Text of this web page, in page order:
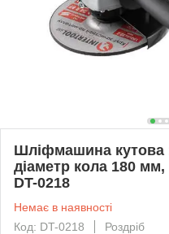
Шліфмашина кутова
діаметр кола 180
DT-0218
Немає в наявності
Код: DT-0218
Роздріб